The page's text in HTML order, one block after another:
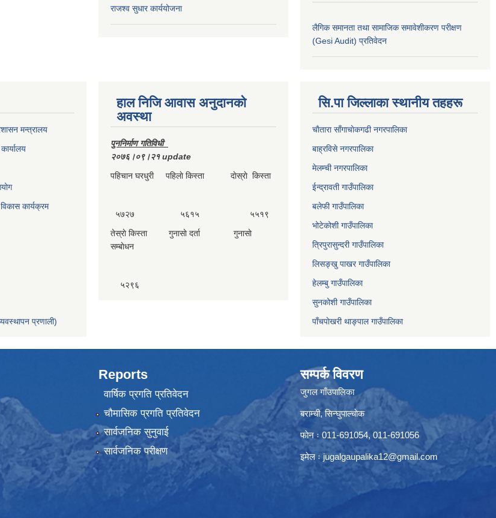
राजश्व सुधार कार्ययोजना
लैगिक समानता तथा सामाजिक समावेशीकरण परीक्षण
(Gesi Audit) प्रतिवेदन
मन्त्रालय
कार्यक्रम
प्रणाली)
हाल निजि आवास अनुदानकाे
अवस्था
पुननिर्माण गतिविधी
२०७६।०९।२१ update
पहिचान घरधुरी पहिलाे किस्ता दाेस्राे किस्ता
५७२७ ५६१५ ५५१९
तेस्राे किस्ता गुनासाे दर्ता गुनासाे
सम्बाेधन
५२९६
सि.पा जिल्लाका स्थानीय तहहरू
चाैतारा साँगाचाेकगढी नगरपालिका
बाह्रविसे नगरपालिका
मेलम्ची नगरपालिका
ईन्द्रावती गाउँपालिका
बलेफी गाउँपालिका
भोटेकोशी गाउँपालिका
त्रिपुरासुन्दरी गाउँपालिका
लिसङ्खु पाखर गाउँपालिका
हेलम्बु गाउँपालिका
सुनकोशी गाउँपालिका
पाँचपाेखरी थाङ्पाल गाउँपालिका
Reports
वार्षिक प्रगति प्रतिवेदन
चौमासिक प्रगति प्रतिवेदन
सार्वजनिक सुनुवाई
सार्वजनिक परीक्षण
सम्पर्क विवरण
जुगल गाँउपालिका
बराम्ची, सिन्घुपाल्चाेक
फाेन ः 011-691054, 011-691056
इमेल ः jugalgaupalika12@gmail.com